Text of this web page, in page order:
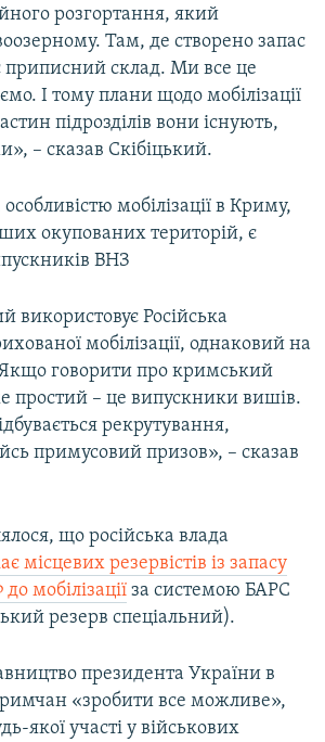
розгортання, який
Там, де створено запас
приписний склад. Ми все це
І тому плани щодо мобілізації
підрозділів вони існують,
– сказав Скібіцький.
мобілізації в Криму,
окупованих територій, є
ВНЗ
використовує Російська
мобілізації, однаковий на
Якщо говорити про кримський
простий – це випускники вишів.
рекрутування,
примусовий призов», – сказав
що російська влада
місцевих резервістів із запасу
мобілізації за системою БАРС
резерв спеціальний).
президента України в
«зробити все можливе»,
якої участі у військових